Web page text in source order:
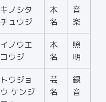
キノシタ
チュウジ
本
名
音
楽
イノウエ
コウジ
本
名
照
明
トウジョ
ウ ケンジ
芸
名
録
音